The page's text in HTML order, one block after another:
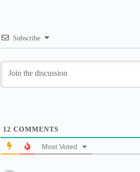
Subscribe
12 COMMENTS
Most Voted